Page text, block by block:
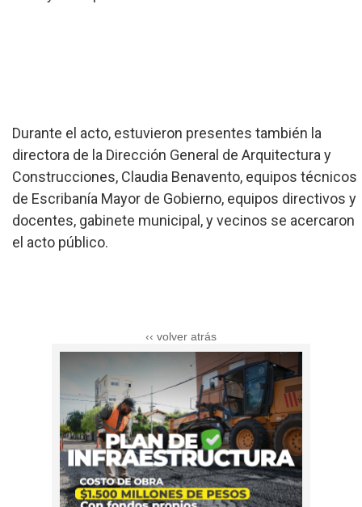
Durante el acto, estuvieron presentes también la
directora de la Dirección General de Arquitectura y
Construcciones, Claudia Benavento, equipos técnicos
de Escribanía Mayor de Gobierno, equipos directivos y
docentes, gabinete municipal, y vecinos se acercaron
el acto público.
‹‹ volver atrás